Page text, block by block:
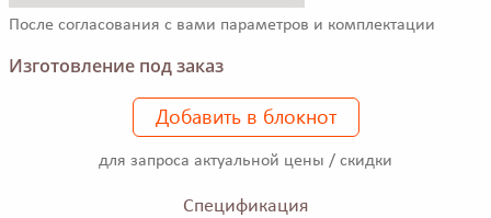
После согласования с вами параметров и комплектации
Изготовление под заказ
Добавить в блокнот
для запроса актуальной цены / скидки
Спецификация